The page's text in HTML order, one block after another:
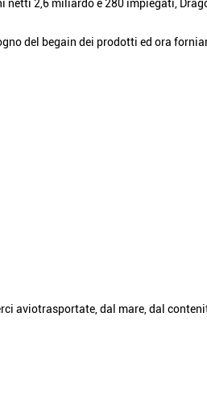
2,6 miliardo e 280 impiegati,
del begain dei prodotti ed ora
aviotrasportate, dal mare, dal